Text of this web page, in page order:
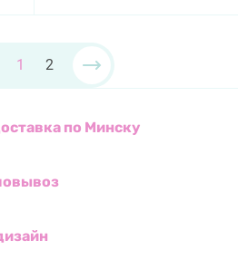
1 2
по Минску